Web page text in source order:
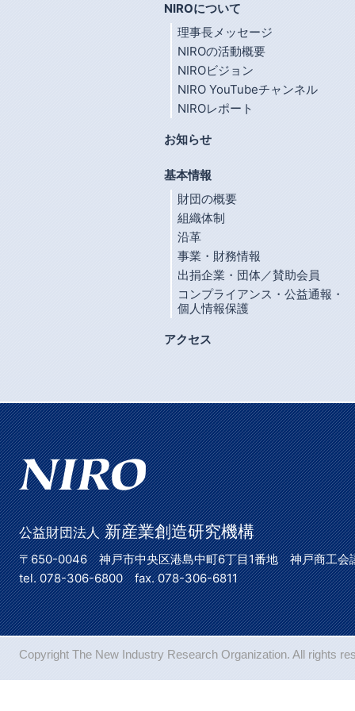
NIROについて
理事長メッセージ
NIROの活動概要
NIROビジョン
NIRO YouTubeチャンネル
NIROレポート
お知らせ
基本情報
財団の概要
組織体制
沿革
事業・財務情報
出捐企業・団体／賛助会員
コンプライアンス・公益通報・
個人情報保護
アクセス
公益財団法人新産業創造研究機構
〒650-0046 神戸市中央区港島中町6丁目1番地 神戸商工会
tel. 078-306-6800 fax. 078-306-6811
Copyright The New Industry Research Organization. All rights